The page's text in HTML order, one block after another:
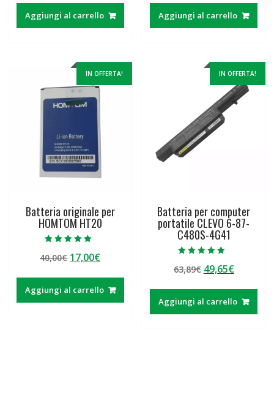
originale
era:
attuale
è:
Aggiungi al carrello
originale
era:
attuale
è:
Aggiungi al carrello
IN OFFERTA!
Batteria originale per
HOMTOM HT20
5.00
su 5
40,00€ Il
originale
era:
17,00€Il
attuale
è:
Aggiungi al carrello
IN OFFERTA!
Batteria per computer
portatile CLEVO 6-87-
C480S-4G41
4.50
su 5
63,89€ Il
originale
era:
49,65€Il
attuale
è:
Aggiungi al carrello